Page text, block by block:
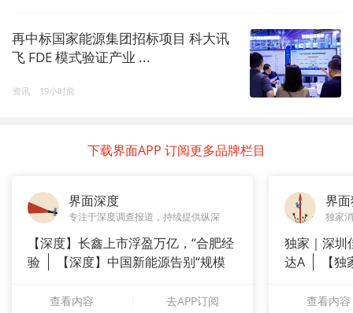
再中标国家能源集团招标项目 科大讯
飞 FDE 模式验证产业 ...
资讯 19小时前
下载界面APP 订阅更多品牌栏目
界面深度
专注于深度调查报道，持续提供纵深
【深度】长鑫上市浮盈万亿，“合肥经
验
【深度】中国新能源告别“规模
查看内容 去APP订阅
界
独家
独家｜深圳
达A
【
查看内容